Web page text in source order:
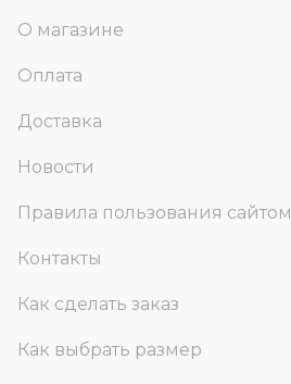
О магазине
Оплата
Доставка
Новости
Правила пользования сайтом
Контакты
Как сделать заказ
Как выбрать размер